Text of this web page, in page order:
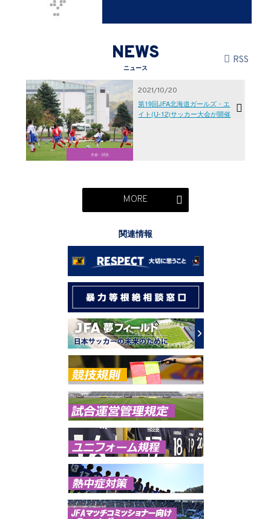
NEWS
ニュース
RSS
大会・試合
2021/10/20
第19回JFA北海道ガールズ・エ
イト(U-12)サッカー大会が開催
MORE
関連情報